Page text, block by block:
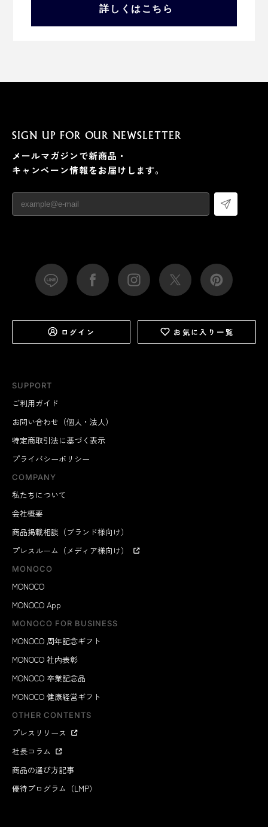
コ向きどちらにも下げられます。
ワイヤーリール部の下にある金具フックを、カードホル
ダーのループに通すだけ。オモテ面に入れたいカードに
合せて、タテ向き・ヨコ向きを使い分けてください。
通勤、オフィス、リモートワーク、休日……『Orbitkey
IDカードホルダー・プロ』は、あらゆるシーンで、あな
たに寄り添ってくれます。
詳しくはこちら
SUPPORT
ご利用ガイド
お問い合わせ（個人・法人）
特定商取引法に基づく表示
プライバシーポリシー
COMPANY
私たちについて
会社概要
商品掲載相談（ブランド様向け）
プレスルーム（メディア様向け）
MONOCO
MONOCO
MONOCO App
MONOCO FOR BUSINESS
MONOCO 周年記念ギフト
MONOCO 社内表彰
MONOCO 卒業記念品
MONOCO 健康経営ギフト
OTHER CONTENTS
プレスリリース
社長コラム
商品の選び方記事
優待プログラム（LMP）
SIGN UP FOR OUR NEWSLETTER
メールマガジンで新商品・
キャンペーン情報をお届けします。
ログイン お気に入り一覧